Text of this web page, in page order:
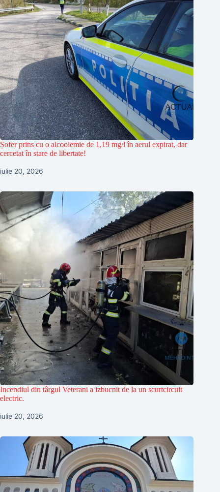
Șofer prins cu o alcoolemie de 1,19 mg/l în aerul expirat, dar
cercetat în stare de libertate!
iulie 20, 2026
Incendiul din târgul Veterani a izbucnit de la un scurtcircuit
electric.
iulie 20, 2026